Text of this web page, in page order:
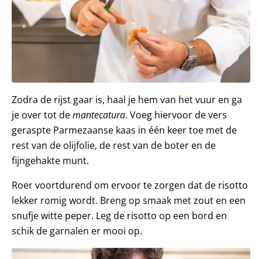
Zodra de rijst gaar is, haal je hem van het vuur en ga
je over tot demantecatura. Voeg hiervoor de vers
geraspte Parmezaanse kaas in één keer toe met de
rest van de olijfolie, de rest van de boter en de
fijngehakte munt.
Roer voortdurend om ervoor te zorgen dat de risotto
lekker romig wordt. Breng op smaak met zout en een
snufje witte peper. Leg de risotto op een bord en
schik de garnalen er mooi op.